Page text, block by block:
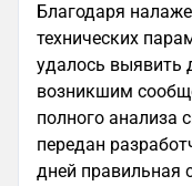
Благодаря
технических
удалось выявить
возникшим
полного анализа
передан
дней правильная